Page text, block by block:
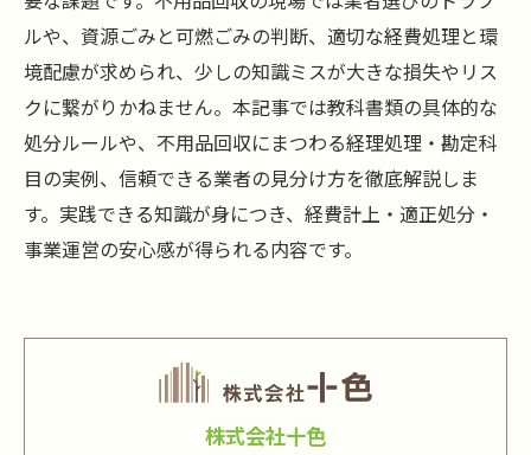
ルや、資源ごみと可燃ごみの判断、適切な経費処理と環
境配慮が求められ、少しの知識ミスが大きな損失やリス
クに繋がりかねません。本記事では教科書類の具体的な
処分ルールや、不用品回収にまつわる経理処理・勘定科
目の実例、信頼できる業者の見分け方を徹底解説しま
す。実践できる知識が身につき、経費計上・適正処分・
事業運営の安心感が得られる内容です。
株式会社十色